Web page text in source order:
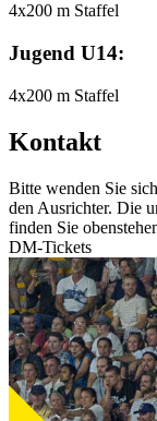
4x200 m Staffel
Jugend U14:
4x200 m Staffel
Kontakt
Bitte wenden Sie
den Ausrichter. Die
finden Sie
DM-Tickets